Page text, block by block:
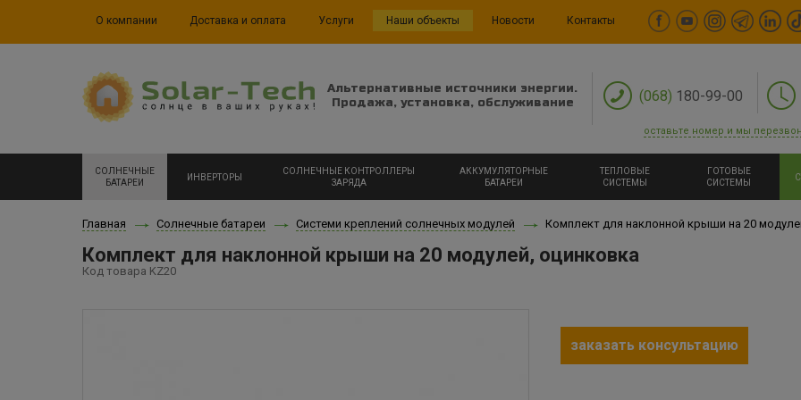
О компании Доставка и оплата Услуги Наши объекты Новости Контакты
Альтернативные источники энергии.
Продажа, установка, обслуживание
(068) 180-99-00
оставьте номер и мы
СОЛНЕЧНЫЕ
БАТАРЕИ
ИНВЕРТОРЫ
СОЛНЕЧНЫЕ КОНТРОЛЛЕРЫ
ЗАРЯДА
АККУМУЛЯТОРНЫЕ
БАТАРЕИ
ТЕПЛОВЫЕ
СИСТЕМЫ
ГОТОВЫЕ
СИСТЕМЫ
Главная Солнечные батареи Системи креплений солнечных модулей Комплект для наклонной крыши на 20
Комплект для наклонной крыши на 20 модулей, оцинковка
Код товара KZ20
заказать консультацию